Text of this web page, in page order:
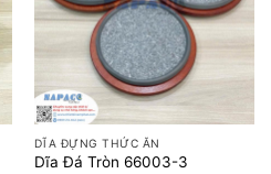
DĨA ĐỰNG THỨC ĂN
Dĩa Đá Tròn 66003-3